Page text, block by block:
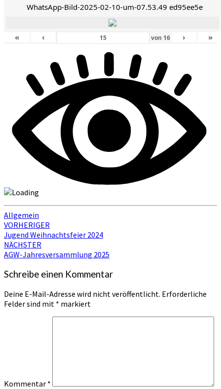
WhatsApp-Bild-2025-02-10-um-07.53.49 ed95ee5e
« ‹ von 16 › »
Allgemein
Beitragsnavigation
VORHERIGER
Jugend Weihnachtsfeier 2024
NÄCHSTER
AGW-Jahresversammlung 2025
Schreibe einen Kommentar
Deine E-Mail-Adresse wird nicht veröffentlicht. Erforderliche
Felder sind mit * markiert
Kommentar *